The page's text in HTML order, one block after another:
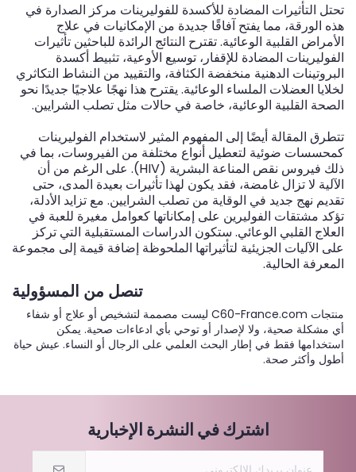
تحتل التأثيرات المضادة للأكسدة للفوليرينات مركز الصدارة في
هذه الورقة، مما يفتح آفاقًا جديدة من الإمكانيات في علاج
الأمراض القلبية الوعائية. تقترح النتائج الرائدة للباحثين تأثيرات
الفوليرينات المضادة للإقفار، توسيع الأوعية، تثبيط أكسدة
البروتينات الدهنية منخفضة الكثافة، والتقييد من النشاط التكاثري
لخلايا العضلات الملساء الوعائية. يقترح هذا نهجًا علاجيًا جديدًا نحو
الصحة القلبية الوعائية، خاصة في حالات مثل تصلب الشرايين.
تتطرق المقالة أيضًا إلى المفهوم المثير لاستخدام الفوليرينات
كمحسسات ضوئية لتعطيل أنواع مختلفة من الفيروسات، بما في
ذلك فيروس نقص المناعة البشرية (HIV). على الرغم من أن
الآلية لا تزال غامضة، فقد يكون لهذا تأثيرات بعيدة المدى، حتى
تقديم نهج جديد في الوقاية من تصلب الشرايين. مع تزايد الأدلة،
تؤكد مشتقات الفوليرين على إمكاناتها كعوامل مغيرة للعبة في
العلاج القلبي الوعائي. ستكون الدراسات المستقبلية التي تركز
على الآليات الجزيئية لتأثيراتها الملحوظة إضافة قيمة إلى مجموعة
المعرفة الحالية.
تنصل من المسؤولية
منتجات C60-France.com ليست مصممة لتشخيص أو علاج أو شفاء
أي مشكلة صحية، ولا لإصدار أو توحي بأي ادعاءات صحية. يمكن
استخدامها فقط في إطار البحث العلمي على الرجال أو النساء. عيش حياة
أطول وأكثر صحة.
اشترك في النشرة الإخبارية